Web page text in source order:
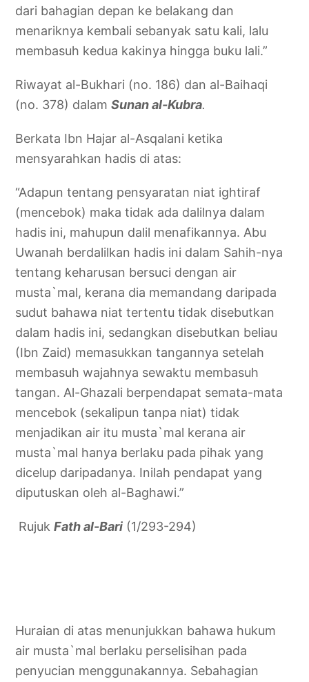
dari bahagian depan ke belakang dan
menariknya kembali sebanyak satu kali, lalu
membasuh kedua kakinya hingga buku lali.”
Riwayat al-Bukhari (no. 186) dan al-Baihaqi
(no. 378) dalamSunan al-Kubra.
Berkata Ibn Hajar al-Asqalani ketika
mensyarahkan hadis di atas:
“Adapun tentang pensyaratan niat ightiraf
(mencebok) maka tidak ada dalilnya dalam
hadis ini, mahupun dalil menafikannya. Abu
Uwanah berdalilkan hadis ini dalam Sahih-nya
tentang keharusan bersuci dengan air
musta`mal, kerana dia memandang daripada
sudut bahawa niat tertentu tidak disebutkan
dalam hadis ini, sedangkan disebutkan beliau
(Ibn Zaid) memasukkan tangannya setelah
membasuh wajahnya sewaktu membasuh
tangan. Al-Ghazali berpendapat semata-mata
mencebok (sekalipun tanpa niat) tidak
menjadikan air itu musta`mal kerana air
musta`mal hanya berlaku pada pihak yang
dicelup daripadanya. Inilah pendapat yang
diputuskan oleh al-Baghawi.”
RujukFath al-Bari (1/293-294)
Huraian di atas menunjukkan bahawa hukum
air musta`mal berlaku perselisihan pada
penyucian menggunakannya. Sebahagian